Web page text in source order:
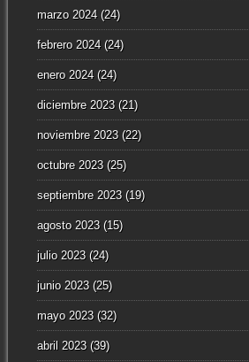
marzo 2024(24)
febrero 2024(24)
enero 2024(24)
diciembre 2023(21)
noviembre 2023(22)
octubre 2023(25)
septiembre 2023(19)
agosto 2023(15)
julio 2023(24)
junio 2023(25)
mayo 2023(32)
abril 2023(39)